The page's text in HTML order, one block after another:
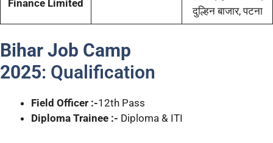
Finance Limited
दुल्हिन बाजार, पटना
Bihar Job Camp
2025: Qualification
Field Officer :-12th Pass
Diploma Trainee :- Diploma & ITI